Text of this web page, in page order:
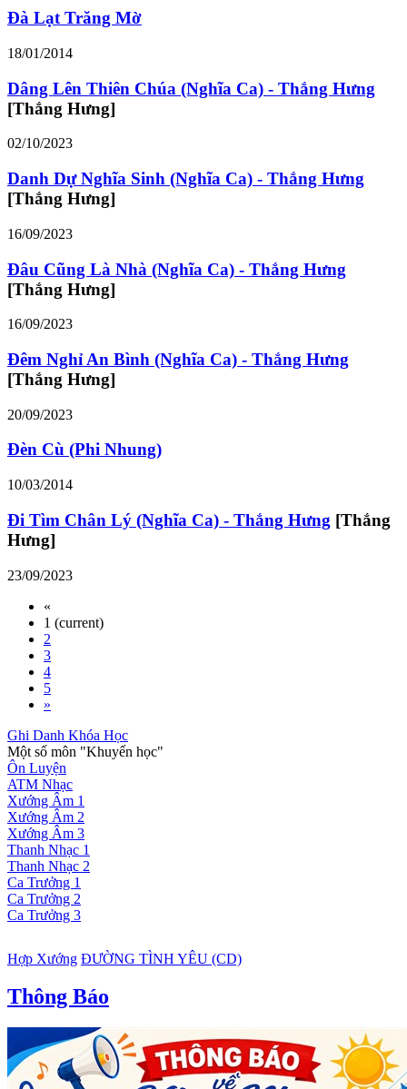
Đà Lạt Trăng Mờ
18/01/2014
Dâng Lên Thiên Chúa (Nghĩa Ca) - Thắng Hưng
[Thắng Hưng]
02/10/2023
Danh Dự Nghĩa Sinh (Nghĩa Ca) - Thắng Hưng
[Thắng Hưng]
16/09/2023
Đâu Cũng Là Nhà (Nghĩa Ca) - Thắng Hưng
[Thắng Hưng]
16/09/2023
Đêm Nghỉ An Bình (Nghĩa Ca) - Thắng Hưng
[Thắng Hưng]
20/09/2023
Đèn Cù (Phi Nhung)
10/03/2014
Đi Tìm Chân Lý (Nghĩa Ca) - Thắng Hưng [Thắng
Hưng]
23/09/2023
«
1 (current)
2
3
4
5
»
Ghi Danh Khóa Học
Một số môn "Khuyến học"
Ôn Luyện
ATM Nhạc
Xướng Âm 1
Xướng Âm 2
Xướng Âm 3
Thanh Nhạc 1
Thanh Nhạc 2
Ca Trưởng 1
Ca Trưởng 2
Ca Trưởng 3
Hợp Xướng ĐƯỜNG TÌNH YÊU (CD)
Thông Báo